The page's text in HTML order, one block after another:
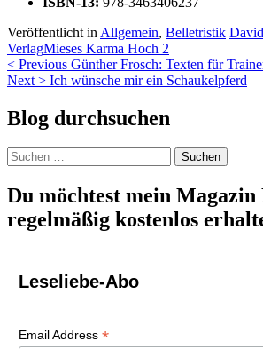
Veröffentlicht in Allgemein, Belletristik
VerlagMieses Karma Hoch 2
Beitragsnavigation
< Previous Günther Frosch: Texten für
Next > Ich wünsche mir ein Schaukelpferd
Blog durchsuchen
Suchen
nach:
Du möchtest mein Magazin
regelmäßig kostenlos
Leseliebe-Abo
Email Address *